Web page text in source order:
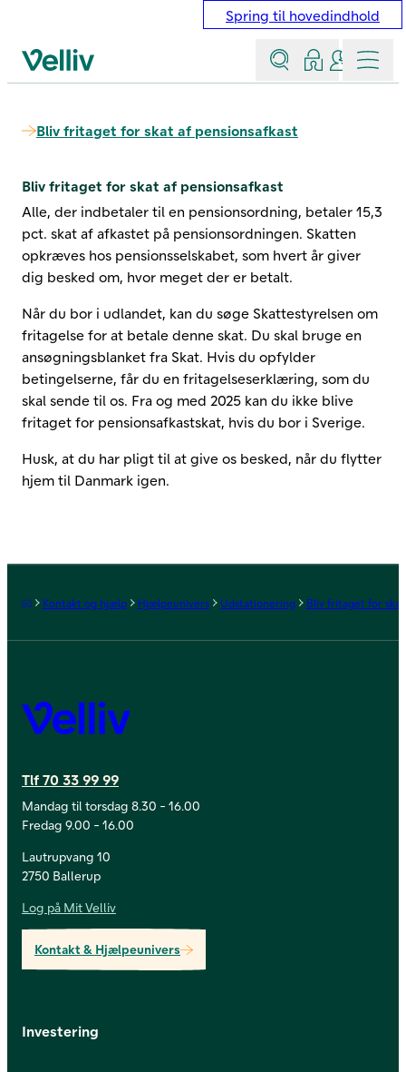
Spring til hovedindhold
Velliv startside
Søg Log indKontakt
Menu
Bliv fritaget for skat af pensionsafkast
Bliv fritaget for skat af pensionsafkast
Alle, der indbetaler til en pensionsordning, betaler 15,3
pct. skat af afkastet på pensionsordningen. Skatten
opkræves hos pensionsselskabet, som hvert år giver
dig besked om, hvor meget der er betalt.
Når du bor i udlandet, kan du søge Skattestyrelsen om
fritagelse for at betale denne skat. Du skal bruge en
ansøgningsblanket fra Skat. Hvis du opfylder
betingelserne, får du en fritagelseserklæring, som du
skal sende til os. Fra og med 2025 kan du ikke blive
fritaget for pensionsafkastskat, hvis du bor i Sverige.
Husk, at du har pligt til at give os besked, når du flytter
hjem til Danmark igen.
Forside
Kontakt og hjælp Hjælpeunivers Udstationering Bliv fritaget for skat
Velliv
Tlf 70 33 99 99
Mandag til torsdag 8.30 - 16.00
Fredag 9.00 - 16.00
Lautrupvang 10
2750 Ballerup
Log på Mit Velliv
Kontakt & Hjælpeunivers
Investering